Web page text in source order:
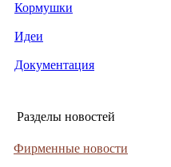
Кормушки
Идеи
Документация
Разделы новостей
Фирменные новости